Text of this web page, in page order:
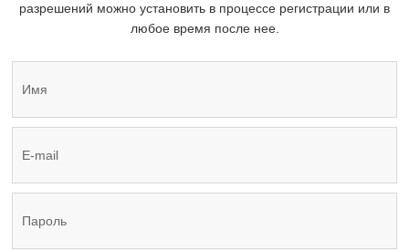
разрешений можно установить в процессе регистрации или в
любое время после нее.